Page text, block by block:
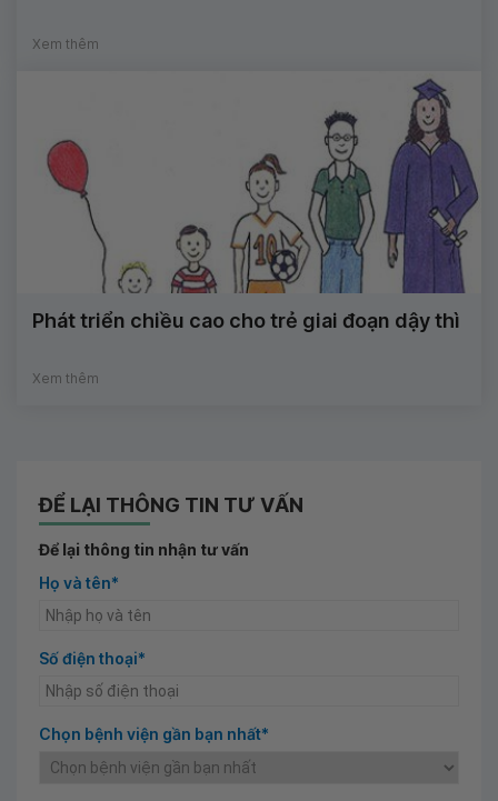
Xem thêm
Phát triển chiều cao cho trẻ giai đoạn dậy thì
Xem thêm
ĐỂ LẠI THÔNG TIN TƯ VẤN
Để lại thông tin nhận tư vấn
Họ và tên*
Số điện thoại*
Chọn bệnh viện gần bạn nhất*